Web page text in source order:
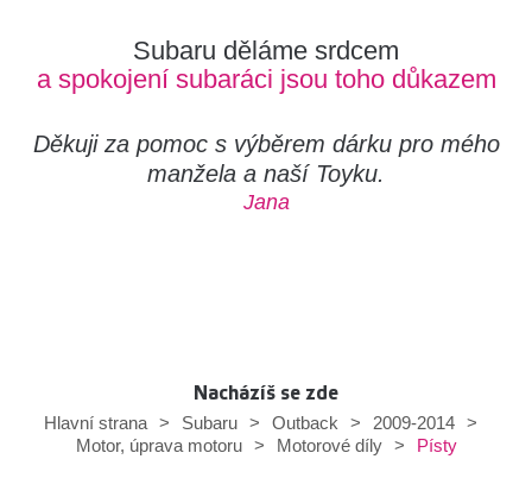
Subaru děláme srdcem
a spokojení subaráci jsou toho důkazem
Děkuji za pomoc s výběrem dárku pro mého
manžela a naší Toyku.
Jana
Nacházíš se zde
Hlavní strana
> Subaru > Outback > 2009-2014
>
Motor, úprava motoru
> Motorové díly > Písty